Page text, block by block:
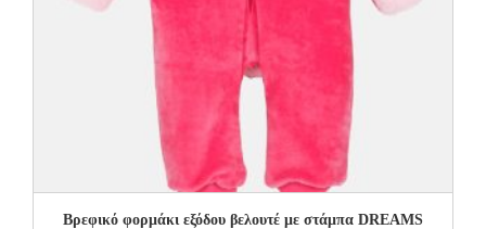
Βρεφικό φορμάκι εξόδου βελουτέ με στάμπα DREAMS